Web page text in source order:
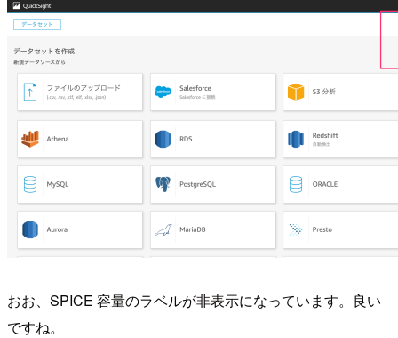
おお、SPICE 容量のラベルが非表示になっています。良い
ですね。